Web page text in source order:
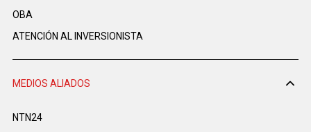
OBA
ATENCIÓN AL INVERSIONISTA
MEDIOS ALIADOS
NTN24